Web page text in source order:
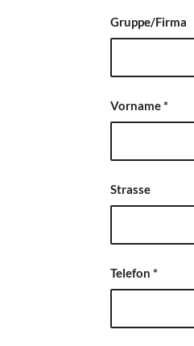
Gruppe/Firma
Vorname*
Strasse
Telefon*